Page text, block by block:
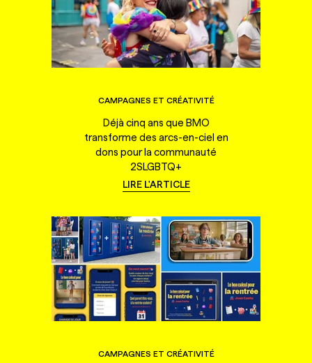
CAMPAGNES ET CRÉATIVITÉ
Déjà cinq ans que BMO
transforme des arcs-en-ciel en
dons pour la communauté
2SLGBTQ+
LIRE L'ARTICLE
CAMPAGNES ET CRÉATIVITÉ